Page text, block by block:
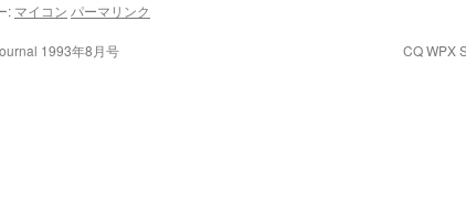
: マイコン パーマリンク
1993年8月号 CQ WPX